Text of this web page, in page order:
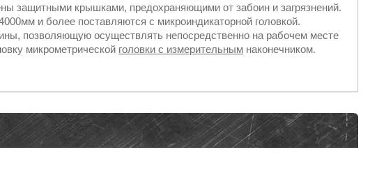
защитными крышками, предохраняющими от забоин и загрязнений.
и более поставляются с микроиндикаторной головкой.
позволяющую осуществлять непосредственно на рабочем месте
микрометрической головки с измерительным наконечником.